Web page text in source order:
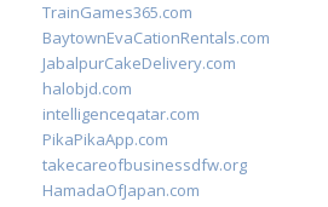
TrainGames365.com
BaytownEvaCationRentals.com
JabalpurCakeDelivery.com
halobjd.com
intelligenceqatar.com
PikaPikaApp.com
takecareofbusinessdfw.org
HamadaOfJapan.com